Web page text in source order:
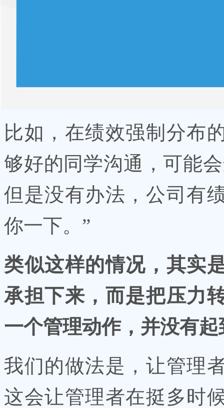
比如，在绩效强制分布
够好的同学沟通，可能
但是没有办法，公司有
你一下。”
类似这样的情况，其实
承担下来，而是把压力
一个管理动作，并没有
我们的做法是，让管理
这会让管理者在挺多时